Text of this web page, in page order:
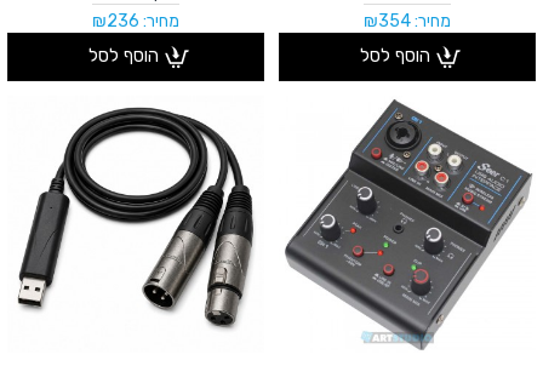
מחיר: ₪354
הוסף לסל
מחיר: ₪236
הוסף לסל